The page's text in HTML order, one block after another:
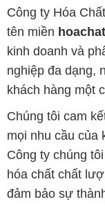
Công ty Hóa
tên miền
kinh doanh và
nghiệp đa dạng,
khách hàng một
Chúng tôi cam
mọi nhu cầu của
Công ty chúng
hóa chất chất
đảm bảo sự